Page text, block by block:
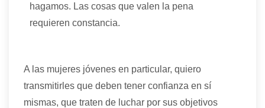
hagamos. Las cosas que valen la pena
requieren constancia.
A las mujeres jóvenes en particular, quiero
transmitirles que deben tener confianza en sí
mismas, que traten de luchar por sus objetivos